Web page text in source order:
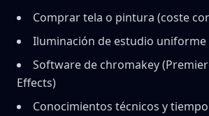
Comprar tela o pintura (coste
Iluminación de estudio uniforme
Software de chromakey
Effects)
Conocimientos técnicos y